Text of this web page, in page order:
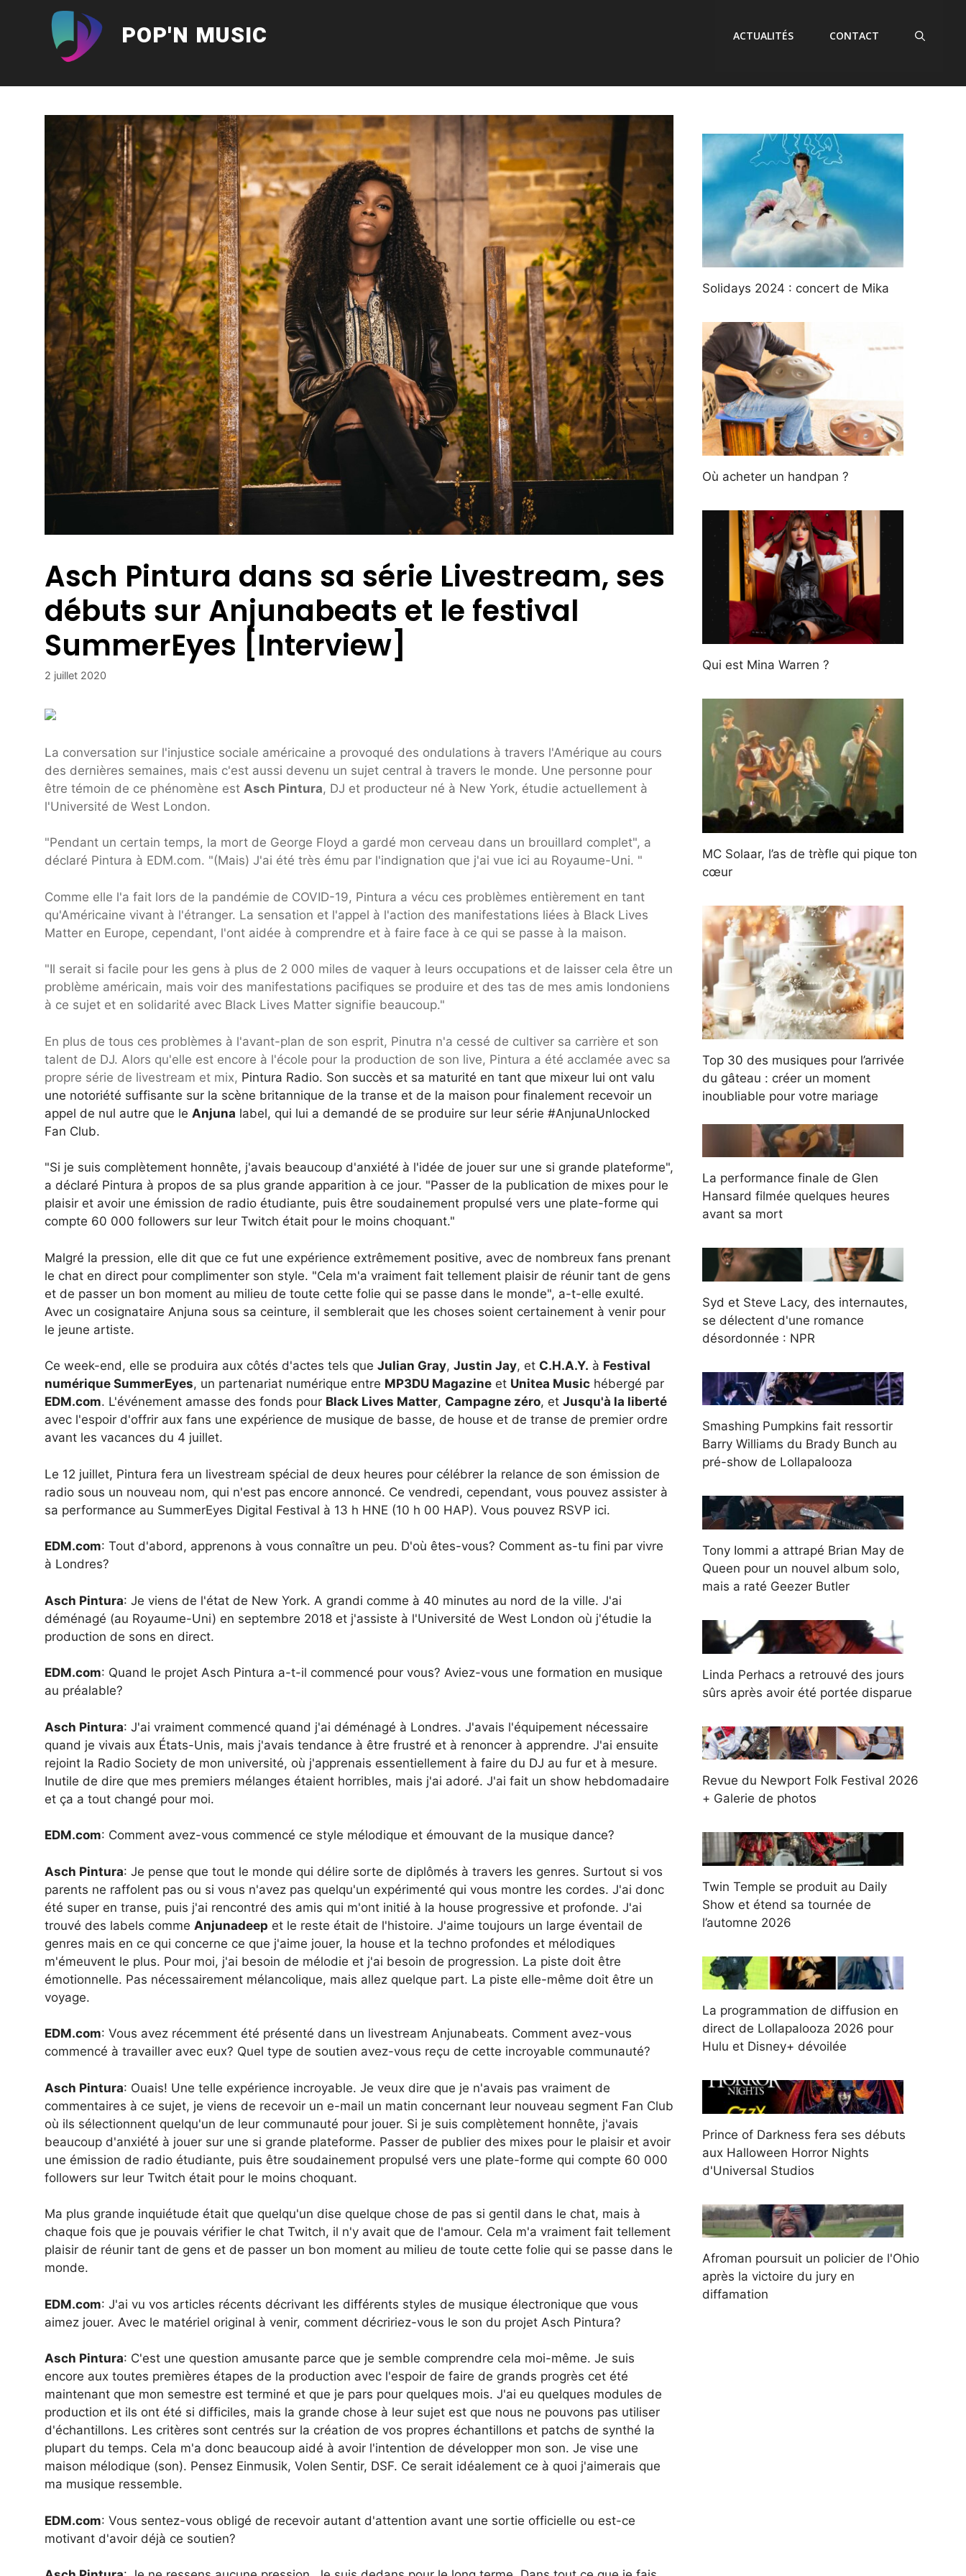
POP'N MUSIC ACTUALITÉS CONTACT
Asch Pintura dans sa série Livestream, ses
débuts sur Anjunabeats et le festival
SummerEyes [Interview]
2 juillet 2020
La conversation sur l'injustice sociale américaine a provoqué des ondulations à travers l'Amérique au cours
des dernières semaines, mais c'est aussi devenu un sujet central à travers le monde. Une personne pour
être témoin de ce phénomène est Asch Pintura, DJ et producteur né à New York, étudie actuellement à
l'Université de West London.
"Pendant un certain temps, la mort de George Floyd a gardé mon cerveau dans un brouillard complet", a
déclaré Pintura à EDM.com. "(Mais) J'ai été très ému par l'indignation que j'ai vue ici au Royaume-Uni. "
Comme elle l'a fait lors de la pandémie de COVID-19, Pintura a vécu ces problèmes entièrement en tant
qu'Américaine vivant à l'étranger. La sensation et l'appel à l'action des manifestations liées à Black Lives
Matter en Europe, cependant, l'ont aidée à comprendre et à faire face à ce qui se passe à la maison.
"Il serait si facile pour les gens à plus de 2 000 miles de vaquer à leurs occupations et de laisser cela être un
problème américain, mais voir des manifestations pacifiques se produire et des tas de mes amis londoniens
à ce sujet et en solidarité avec Black Lives Matter signifie beaucoup."
En plus de tous ces problèmes à l'avant-plan de son esprit, Pinutra n'a cessé de cultiver sa carrière et son
talent de DJ. Alors qu'elle est encore à l'école pour la production de son live, Pintura a été acclamée avec sa
propre série de livestream et mix, Pintura Radio. Son succès et sa maturité en tant que mixeur lui ont valu
une notoriété suffisante sur la scène britannique de la transe et de la maison pour finalement recevoir un
appel de nul autre que le Anjuna label, qui lui a demandé de se produire sur leur série #AnjunaUnlocked
Fan Club.
"Si je suis complètement honnête, j'avais beaucoup d'anxiété à l'idée de jouer sur une si grande plateforme",
a déclaré Pintura à propos de sa plus grande apparition à ce jour. "Passer de la publication de mixes pour le
plaisir et avoir une émission de radio étudiante, puis être soudainement propulsé vers une plate-forme qui
compte 60 000 followers sur leur Twitch était pour le moins choquant."
Malgré la pression, elle dit que ce fut une expérience extrêmement positive, avec de nombreux fans prenant
le chat en direct pour complimenter son style. "Cela m'a vraiment fait tellement plaisir de réunir tant de gens
et de passer un bon moment au milieu de toute cette folie qui se passe dans le monde", a-t-elle exulté.
Avec un cosignataire Anjuna sous sa ceinture, il semblerait que les choses soient certainement à venir pour
le jeune artiste.
Ce week-end, elle se produira aux côtés d'actes tels que Julian Gray, Justin Jay, et C.H.A.Y. à Festival
numérique SummerEyes, un partenariat numérique entre MP3DU Magazine et Unitea Music hébergé par
EDM.com. L'événement amasse des fonds pour Black Lives Matter, Campagne zéro, et Jusqu'à la liberté
avec l'espoir d'offrir aux fans une expérience de musique de basse, de house et de transe de premier ordre
avant les vacances du 4 juillet.
Le 12 juillet, Pintura fera un livestream spécial de deux heures pour célébrer la relance de son émission de
radio sous un nouveau nom, qui n'est pas encore annoncé. Ce vendredi, cependant, vous pouvez assister à
sa performance au SummerEyes Digital Festival à 13 h HNE (10 h 00 HAP). Vous pouvez RSVP ici.
EDM.com: Tout d'abord, apprenons à vous connaître un peu. D'où êtes-vous? Comment as-tu fini par vivre
à Londres?
Asch Pintura: Je viens de l'état de New York. A grandi comme à 40 minutes au nord de la ville. J'ai
déménagé (au Royaume-Uni) en septembre 2018 et j'assiste à l'Université de West London où j'étudie la
production de sons en direct.
EDM.com: Quand le projet Asch Pintura a-t-il commencé pour vous? Aviez-vous une formation en musique
au préalable?
Asch Pintura: J'ai vraiment commencé quand j'ai déménagé à Londres. J'avais l'équipement nécessaire
quand je vivais aux États-Unis, mais j'avais tendance à être frustré et à renoncer à apprendre. J'ai ensuite
rejoint la Radio Society de mon université, où j'apprenais essentiellement à faire du DJ au fur et à mesure.
Inutile de dire que mes premiers mélanges étaient horribles, mais j'ai adoré. J'ai fait un show hebdomadaire
et ça a tout changé pour moi.
EDM.com: Comment avez-vous commencé ce style mélodique et émouvant de la musique dance?
Asch Pintura: Je pense que tout le monde qui délire sorte de diplômés à travers les genres. Surtout si vos
parents ne raffolent pas ou si vous n'avez pas quelqu'un expérimenté qui vous montre les cordes. J'ai donc
été super en transe, puis j'ai rencontré des amis qui m'ont initié à la house progressive et profonde. J'ai
trouvé des labels comme Anjunadeep et le reste était de l'histoire. J'aime toujours un large éventail de
genres mais en ce qui concerne ce que j'aime jouer, la house et la techno profondes et mélodiques
m'émeuvent le plus. Pour moi, j'ai besoin de mélodie et j'ai besoin de progression. La piste doit être
émotionnelle. Pas nécessairement mélancolique, mais allez quelque part. La piste elle-même doit être un
voyage.
EDM.com: Vous avez récemment été présenté dans un livestream Anjunabeats. Comment avez-vous
commencé à travailler avec eux? Quel type de soutien avez-vous reçu de cette incroyable communauté?
Asch Pintura: Ouais! Une telle expérience incroyable. Je veux dire que je n'avais pas vraiment de
commentaires à ce sujet, je viens de recevoir un e-mail un matin concernant leur nouveau segment Fan Club
où ils sélectionnent quelqu'un de leur communauté pour jouer. Si je suis complètement honnête, j'avais
beaucoup d'anxiété à jouer sur une si grande plateforme. Passer de publier des mixes pour le plaisir et avoir
une émission de radio étudiante, puis être soudainement propulsé vers une plate-forme qui compte 60 000
followers sur leur Twitch était pour le moins choquant.
Ma plus grande inquiétude était que quelqu'un dise quelque chose de pas si gentil dans le chat, mais à
chaque fois que je pouvais vérifier le chat Twitch, il n'y avait que de l'amour. Cela m'a vraiment fait tellement
plaisir de réunir tant de gens et de passer un bon moment au milieu de toute cette folie qui se passe dans le
monde.
EDM.com: J'ai vu vos articles récents décrivant les différents styles de musique électronique que vous
aimez jouer. Avec le matériel original à venir, comment décririez-vous le son du projet Asch Pintura?
Asch Pintura: C'est une question amusante parce que je semble comprendre cela moi-même. Je suis
encore aux toutes premières étapes de la production avec l'espoir de faire de grands progrès cet été
maintenant que mon semestre est terminé et que je pars pour quelques mois. J'ai eu quelques modules de
production et ils ont été si difficiles, mais la grande chose à leur sujet est que nous ne pouvons pas utiliser
d'échantillons. Les critères sont centrés sur la création de vos propres échantillons et patchs de synthé la
plupart du temps. Cela m'a donc beaucoup aidé à avoir l'intention de développer mon son. Je vise une
maison mélodique (son). Pensez Einmusik, Volen Sentir, DSF. Ce serait idéalement ce à quoi j'aimerais que
ma musique ressemble.
EDM.com: Vous sentez-vous obligé de recevoir autant d'attention avant une sortie officielle ou est-ce
motivant d'avoir déjà ce soutien?
Solidays 2024 : concert de Mika
Où acheter un handpan ?
Qui est Mina Warren ?
MC Solaar, l’as de trèfle qui pique ton
cœur
Top 30 des musiques pour l’arrivée
du gâteau : créer un moment
inoubliable pour votre mariage
La performance finale de Glen
Hansard filmée quelques heures
avant sa mort
Syd et Steve Lacy, des internautes,
se délectent d'une romance
désordonnée : NPR
Smashing Pumpkins fait ressortir
Barry Williams du Brady Bunch au
pré-show de Lollapalooza
Tony Iommi a attrapé Brian May de
Queen pour un nouvel album solo,
mais a raté Geezer Butler
Linda Perhacs a retrouvé des jours
sûrs après avoir été portée disparue
Revue du Newport Folk Festival 2026
+ Galerie de photos
Twin Temple se produit au Daily
Show et étend sa tournée de
l’automne 2026
La programmation de diffusion en
direct de Lollapalooza 2026 pour
Hulu et Disney+ dévoilée
Prince of Darkness fera ses débuts
aux Halloween Horror Nights
d'Universal Studios
Afroman poursuit un policier de l'Ohio
après la victoire du jury en
diffamation